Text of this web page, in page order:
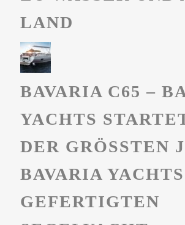
LAND
BAVARIA C65 –
YACHTS
DER GRÖSSTEN
AVARIA YACHTS G
EFERTIGTEN S